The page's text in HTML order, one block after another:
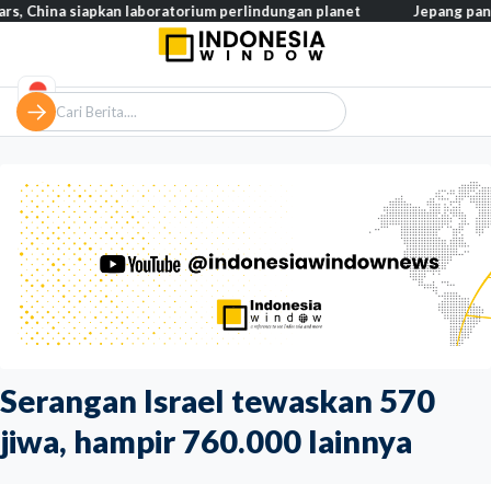
Serangan Israel tewaskan 570
jiwa, hampir 760.000 lainnya
siapkan laboratorium perlindungan planet Jepang pangkas